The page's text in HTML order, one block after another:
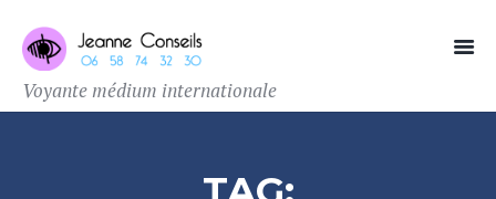
Voyante médium internationale